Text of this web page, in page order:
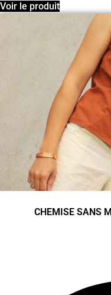
Voir le produit
CHEMISE SANS